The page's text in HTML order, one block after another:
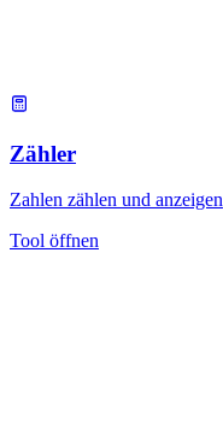
Zähler
Zahlen zählen und anzeigen
Tool öffnen